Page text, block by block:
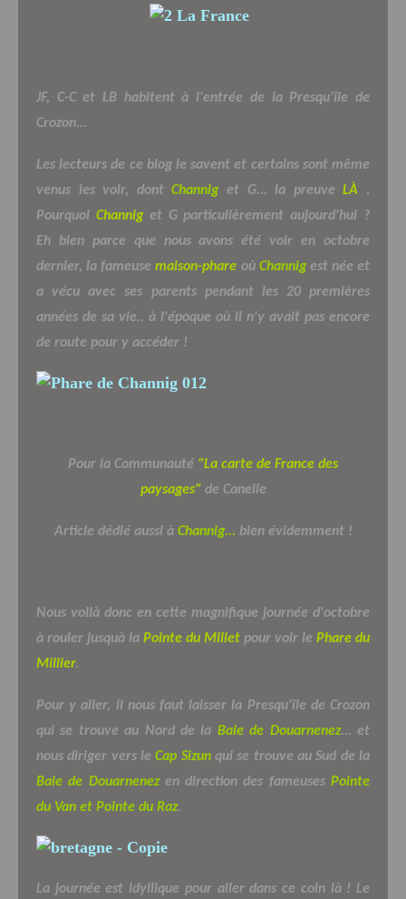
JF, C-C et LB habitent à l'entrée de la Presqu'île de
Crozon...
Les lecteurs de ce blog le savent et certains sont même
venus les voir, dontChanniget G... la preuve LÀ .
Pourquoi Channiget G particulièrement aujourd'hui ?
Eh bien parce que nous avons été voir en octobre
dernier, la fameusemaison-phare où Channigest née et
a vécu avec ses parents pendant les 20 premières
années de sa vie.. à l'époque où il n'y avait pas encore
de route pour y accéder !
Pour la Communauté "La carte de France des
paysages"de Canelle
Article dédié aussi à Channig... bien évidemment !
Nous voilà donc en cette magnifique journée d'octobre
à rouler jusquà la Pointe du Millet pour voir le Phare du
Millier.
Pour y aller, il nous faut laisser la Presqu'île de Crozon
qui se trouve au Nord de la Baie de Douarnenez... et
nous diriger vers leCap Sizunqui se trouve au Sud de la
Baie de Douarnenezen direction des fameusesPointe
du Van et Pointe du Raz.
La journée est idyllique pour aller dans ce coin là ! Le